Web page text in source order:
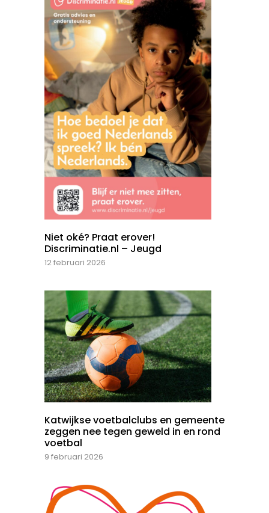
Niet oké? Praat erover!
Discriminatie.nl – Jeugd
12 februari 2026
Katwijkse voetbalclubs en gemeente
zeggen nee tegen geweld in en rond
voetbal
9 februari 2026